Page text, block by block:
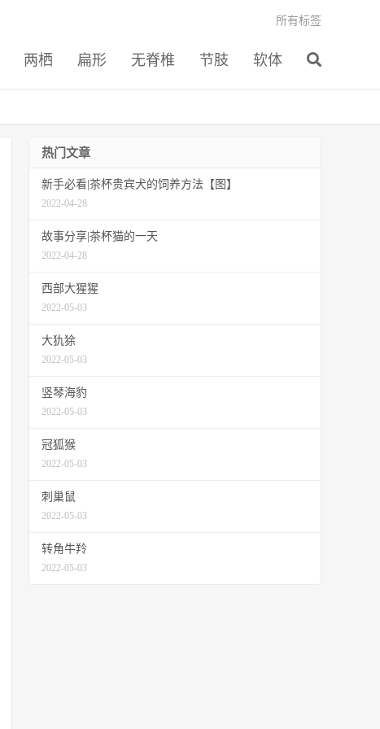
两栖 扁形 无脊椎 节肢 软体
所有标签
热门文章
新手必看|茶杯贵宾犬的饲养方法【图】
2022-04-28
故事分享|茶杯猫的一天
2022-04-28
西部大猩猩
2022-05-03
大犰狳
2022-05-03
竖琴海豹
2022-05-03
冠狐猴
2022-05-03
刺巢鼠
2022-05-03
转角牛羚
2022-05-03